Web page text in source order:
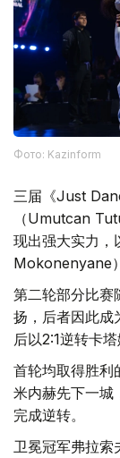
Фото: Kazinform
三届《Just
（Umutcan
现出强大实力，
Mokonenyane
第二轮部分比
扬，后者因此成
后以2:1逆转卡
首轮均取得胜利
米内赫先下一城
完成逆转。
卫冕冠军弗拉索